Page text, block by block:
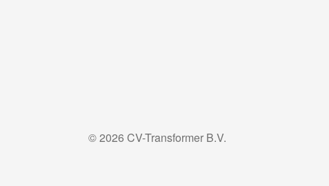
©2026 CV-Transformer B.V.